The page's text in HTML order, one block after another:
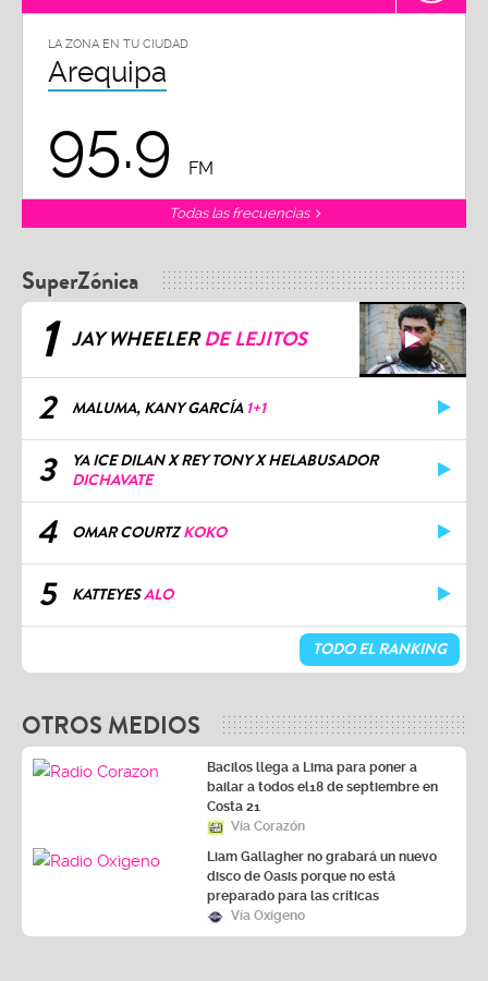
LA ZONA EN TU CIUDAD
Arequipa
95.9 FM
Todas las frecuencias
SuperZónica
1 JAY WHEELERDE LEJITOS
2 MALUMA, KANY GARCÍA 1+1
3
YA ICE DILAN X REY TONY X HELABUSADOR
DICHAVATE
4 OMAR COURTZKOKO
5 KATTEYESALO
TODO EL RANKING
OTROS MEDIOS
Bacilos llega a Lima para poner a
bailar a todos el18 de septiembre en
Costa 21
Vía Corazón
Liam Gallagher no grabará un nuevo
disco de Oasis porque no está
preparado para las críticas
Vía Oxígeno